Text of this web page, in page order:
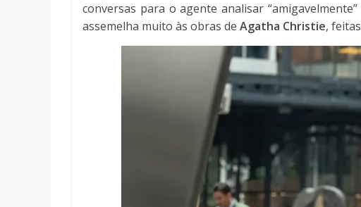
conversas para o agente analisar
assemelha muito às obras de Agatha Christie,